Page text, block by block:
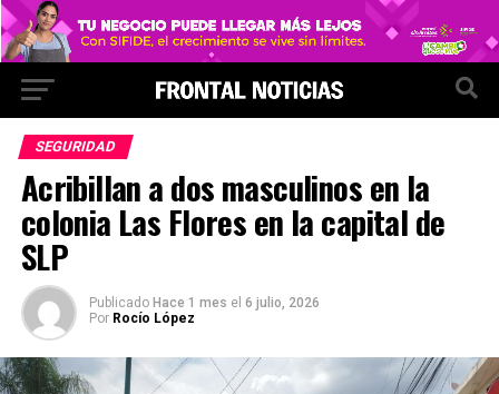
SEGURIDAD
Acribillan a dos masculinos en la
colonia Las Flores en la capital de
SLP
Publicado Hace 1 mes el 6 julio, 2026
Por Rocío López